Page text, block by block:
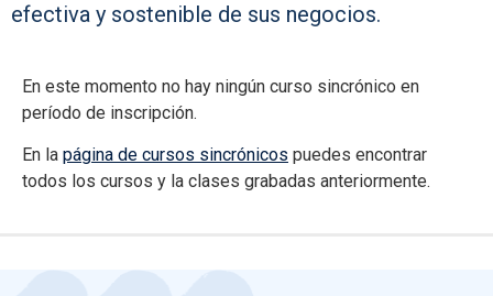
efectiva y sostenible de sus negocios.
En este momento no hay ningún curso sincrónico en
período de inscripción.
En la página de cursos sincrónicos puedes encontrar
todos los cursos y la clases grabadas anteriormente.